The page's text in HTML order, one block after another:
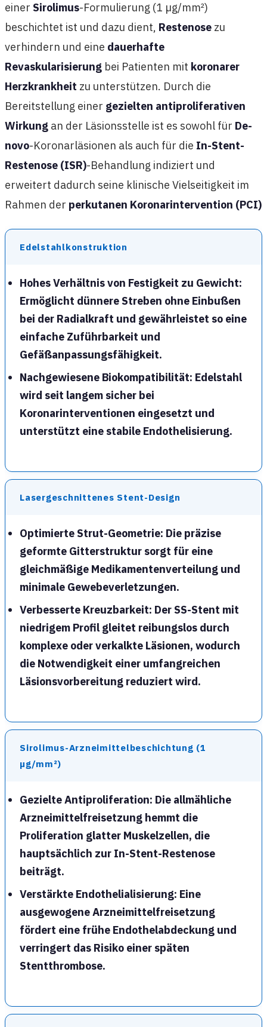
einer Sirolimus-Formulierung (1 µg/mm²)
beschichtet ist und dazu dient, Restenose zu
verhindern und eine dauerhafte
Revaskularisierung bei Patienten mit koronarer
Herzkrankheit zu unterstützen. Durch die
Bereitstellung einer gezielten antiproliferativen
Wirkung an der Läsionsstelle ist es sowohl für De-
novo-Koronarläsionen als auch für die In-Stent-
Restenose (ISR)-Behandlung indiziert und
erweitert dadurch seine klinische Vielseitigkeit im
Rahmen der perkutanen Koronarintervention (PCI)
Edelstahlkonstruktion
Hohes Verhältnis von Festigkeit zu Gewicht:
Ermöglicht dünnere Streben ohne Einbußen
bei der Radialkraft und gewährleistet so eine
einfache Zuführbarkeit und
Gefäßanpassungsfähigkeit.
Nachgewiesene Biokompatibilität: Edelstahl
wird seit langem sicher bei
Koronarinterventionen eingesetzt und
unterstützt eine stabile Endothelisierung.
Lasergeschnittenes Stent-Design
Optimierte Strut-Geometrie: Die präzise
geformte Gitterstruktur sorgt für eine
gleichmäßige Medikamentenverteilung und
minimale Gewebeverletzungen.
Verbesserte Kreuzbarkeit: Der SS-Stent mit
niedrigem Profil gleitet reibungslos durch
komplexe oder verkalkte Läsionen, wodurch
die Notwendigkeit einer umfangreichen
Läsionsvorbereitung reduziert wird.
Sirolimus-Arzneimittelbeschichtung (1
µg/mm²)
Gezielte Antiproliferation: Die allmähliche
Arzneimittelfreisetzung hemmt die
Proliferation glatter Muskelzellen, die
hauptsächlich zur In-Stent-Restenose
beiträgt.
Verstärkte Endothelialisierung: Eine
ausgewogene Arzneimittelfreisetzung
fördert eine frühe Endothelabdeckung und
verringert das Risiko einer späten
Stentthrombose.